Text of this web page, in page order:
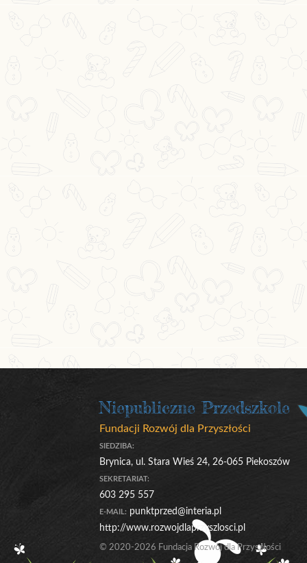
Niepubliczne Przedszkole
Fundacji Rozwój dla Przyszłości
SIEDZIBA:
Brynica, ul. Stara Wieś 24, 26-065 Piekoszów
SEKRETARIAT:
603 295 557
E-MAIL: punktprzed@interia.pl
http://www.rozwojdlaprzyszlosci.pl
© 2020-2026 Fundacja Rozwój dla Przyszłości